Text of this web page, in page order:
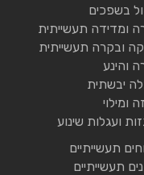
בשפכים
ומדידה תעשייתית
ובקרה תעשייתית
והינע
יבשתית
ומילוי
ועגלות שינוע
תעשייתיים
תעשייתיים